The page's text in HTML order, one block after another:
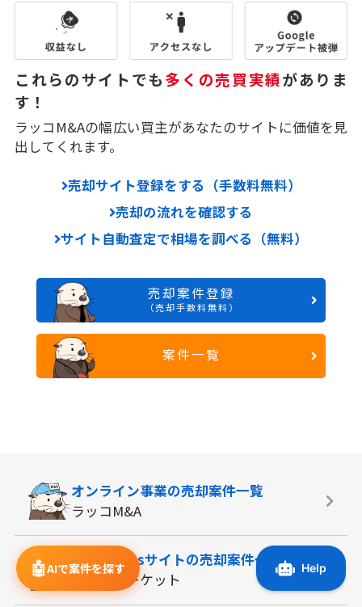
これらのサイトでも多くの売買実績がありま
す！
ラッコM&Aの幅広い買主があなたのサイトに価値を見
出してくれます。
売却サイト登録をする（手数料無料）
売却の流れを確認する
サイト自動査定で相場を調べる（無料）
売却案件登録
（売却手数料無料）
案件一覧
🤖AIで案件を探す
オンライン事業の売却案件一覧
ラッコM&A
WordPressサイトの売却案件一覧
サイトマーケット